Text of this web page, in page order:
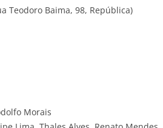
Teodoro Baima, 98, República)
Morais